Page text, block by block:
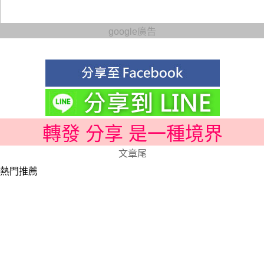
google廣告
轉發 分享 是一種境界
文章尾
熱門推薦